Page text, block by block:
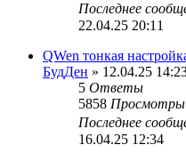
Последнее
22.04.25 20:11
QWen тонкая
БудДен » 12.04.25
5 Ответы
5858 Просмотры
Последнее
16.04.25 12:34